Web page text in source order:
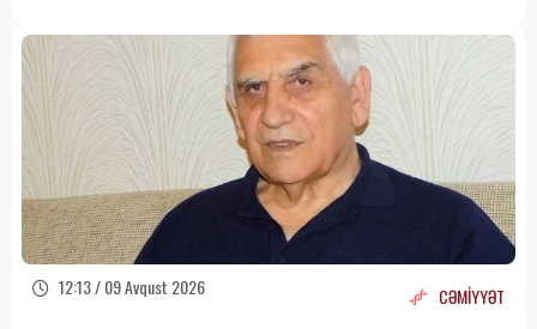
12:13 / 09 Avqust 2026 CƏMİYYƏT